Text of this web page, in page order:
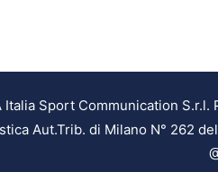
Italia Sport Communication
Aut.Trib. di Milano N° 262